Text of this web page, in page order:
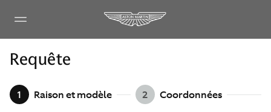
Requête
1 Raison et modèle 2 Coordonnées